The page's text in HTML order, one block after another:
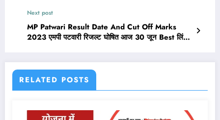
Next post
MP Patwari Result Date And Cut Off Marks
2023 एमपी पटवारी रिजल्ट घोषित आज 30 जून Best लिंक
RELATED POSTS